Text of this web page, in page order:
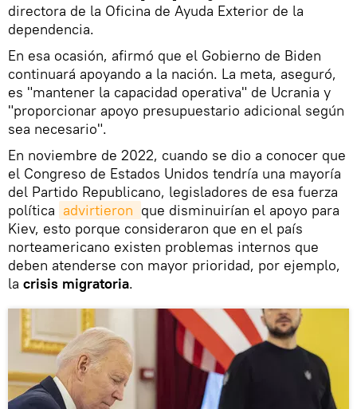
directora de la Oficina de Ayuda Exterior de la
dependencia.
En esa ocasión, afirmó que el Gobierno de Biden
continuará apoyando a la nación. La meta, aseguró,
es "mantener la capacidad operativa" de Ucrania y
"proporcionar apoyo presupuestario adicional según
sea necesario".
En noviembre de 2022, cuando se dio a conocer que
el Congreso de Estados Unidos tendría una mayoría
del Partido Republicano, legisladores de esa fuerza
política advirtieron que disminuirían el apoyo para
Kiev, esto porque consideraron que en el país
norteamericano existen problemas internos que
deben atenderse con mayor prioridad, por ejemplo,
la crisis migratoria.